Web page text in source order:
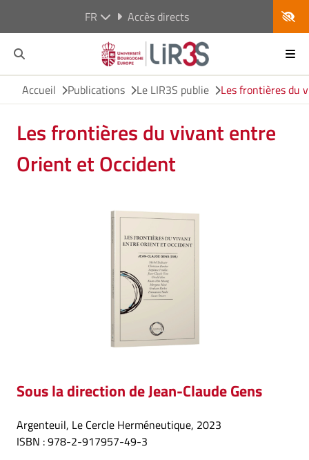
FR Accès directs
Accueil Publications Le LIR3S publie Les frontières du
Les frontières du vivant entre
Orient et Occident
Sous la directionde Jean-Claude Gens
Argenteuil, Le Cercle Herméneutique, 2023
ISBN : 978-2-917957-49-3